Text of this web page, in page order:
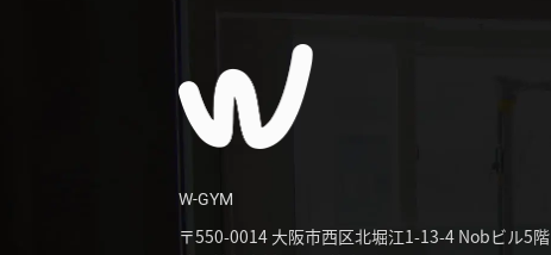
W-GYM
〒550-0014 大阪市西区北堀江1-13-4 Nobビル5階